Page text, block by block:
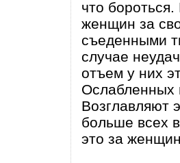
что
женщин за
съеденными
случае
отъем у них
Ослабленных
Возглавляют
больше всех
это за